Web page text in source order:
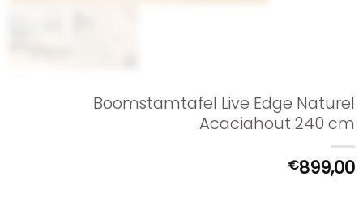
Boomstamtafel Live Edge Naturel
Acaciahout 240 cm
€899,00